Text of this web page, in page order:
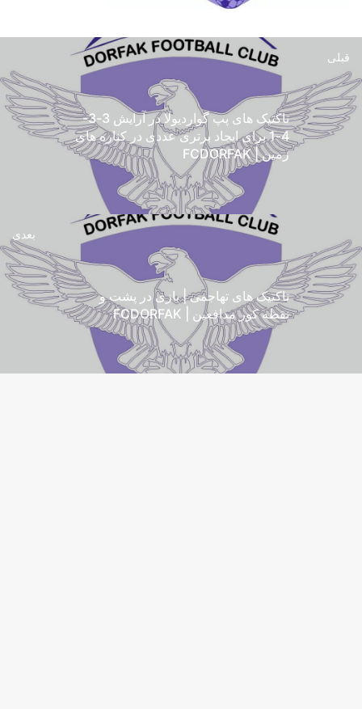
قبلی
تاکتیک های پپ گواردیولا در آرایش 3-3-
4-1 برای ایجاد برتری عددی در کناره های
زمین | FCDORFAK
بعدی
تاکتیک های تهاجمی | بازی در پشت و
نقطه کور مدافعین | FCDORFAK